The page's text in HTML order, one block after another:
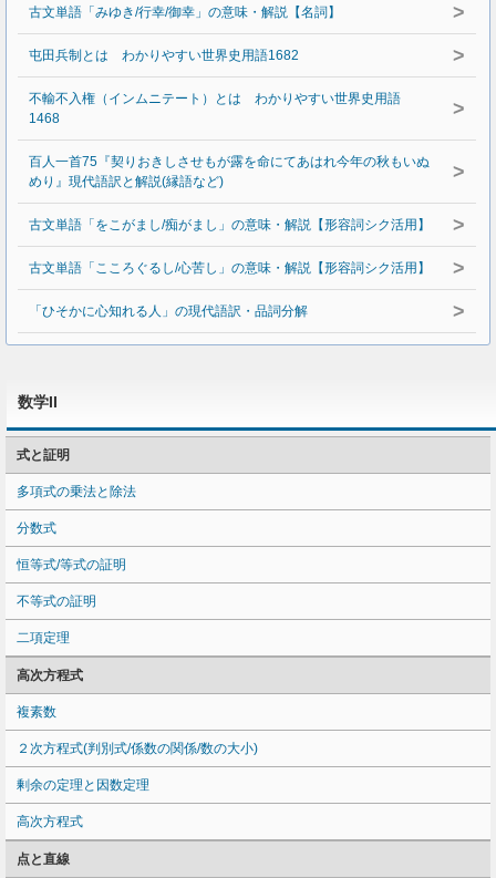
古文単語「みゆき/行幸/御幸」の意味・解説【名詞】 >
屯田兵制とは わかりやすい世界史用語1682 >
不輸不入権（インムニテート）とは わかりやすい世界史用語
1468
>
百人一首75『契りおきしさせもが露を命にてあはれ今年の秋もいぬ
めり』現代語訳と解説(縁語など)
>
古文単語「をこがまし/痴がまし」の意味・解説【形容詞シク活用】 >
古文単語「こころぐるし/心苦し」の意味・解説【形容詞シク活用】 >
「ひそかに心知れる人」の現代語訳・品詞分解 >
数学II
式と証明
多項式の乗法と除法
分数式
恒等式/等式の証明
不等式の証明
二項定理
高次方程式
複素数
２次方程式(判別式/係数の関係/数の大小)
剰余の定理と因数定理
高次方程式
点と直線